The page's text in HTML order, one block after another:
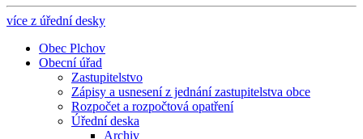
více z úřední desky
Obec Plchov
Obecní úřad
Zastupitelstvo
Zápisy a usnesení z jednání zastupitelstva obce
Rozpočet a rozpočtová opatření
Úřední deska
Archiv